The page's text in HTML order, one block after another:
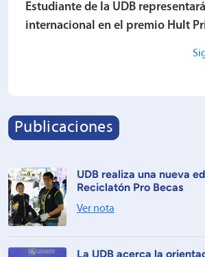
Estudiante de la UDB
internacional en el premio Hult
Publicaciones
UDB realiza una nueva
Reciclatón Pro Becas
Ver nota
La UDB acerca la